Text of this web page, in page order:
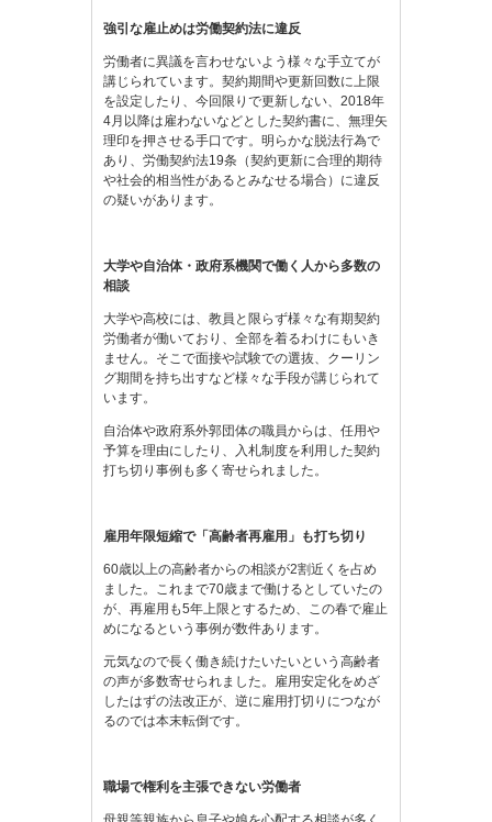
強引な雇止めは労働契約法に違反
労働者に異議を言わせないよう様々な手立てが
講じられています。契約期間や更新回数に上限
を設定したり、今回限りで更新しない、2018年
4月以降は雇わないなどとした契約書に、無理矢
理印を押させる手口です。明らかな脱法行為で
あり、労働契約法19条（契約更新に合理的期待
や社会的相当性があるとみなせる場合）に違反
の疑いがあります。
大学や自治体・政府系機関で働く人から多数の
相談
大学や高校には、教員と限らず様々な有期契約
労働者が働いており、全部を着るわけにもいき
ません。そこで面接や試験での選抜、クーリン
グ期間を持ち出すなど様々な手段が講じられて
います。
自治体や政府系外郭団体の職員からは、任用や
予算を理由にしたり、入札制度を利用した契約
打ち切り事例も多く寄せられました。
雇用年限短縮で「高齢者再雇用」も打ち切り
60歳以上の高齢者からの相談が2割近くを占め
ました。これまで70歳まで働けるとしていたの
が、再雇用も5年上限とするため、この春で雇止
めになるという事例が数件あります。
元気なので長く働き続けたいたいという高齢者
の声が多数寄せられました。雇用安定化をめざ
したはずの法改正が、逆に雇用打切りにつなが
るのでは本末転倒です。
職場で権利を主張できない労働者